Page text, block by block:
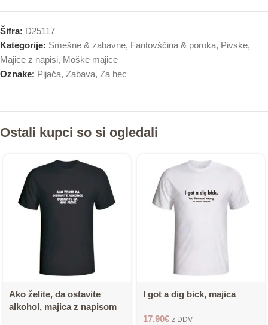
Šifra: D25117
Kategorije: Smešne & zabavne, Fantovščina & poroka, Pivske,
Majice z napisi, Moške majice
Oznake: Pijača, Zabava, Za hec
Ostali kupci so si ogledali
Ako želite, da ostavite
alkohol, majica z napisom
I got a dig bick, majica
17,90€ z DDV